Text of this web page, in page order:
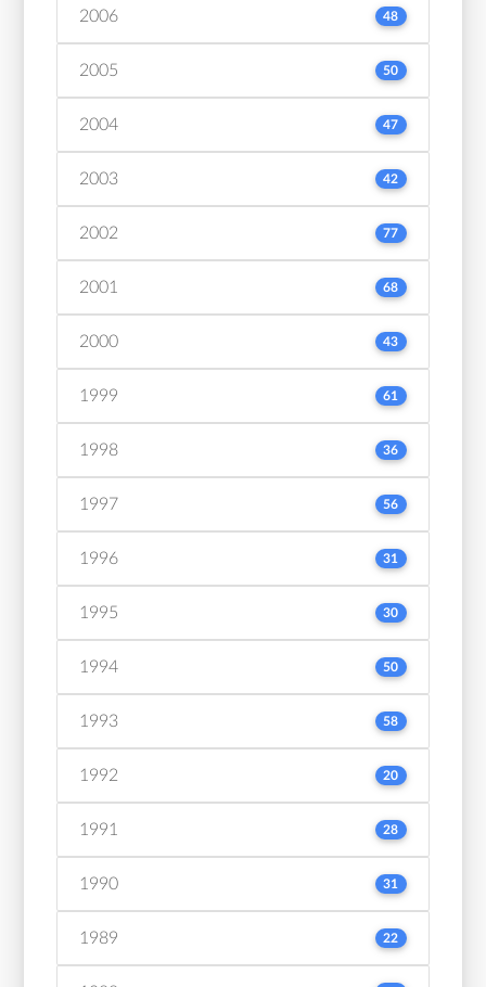
2006 48
2005 50
2004 47
2003 42
2002 77
2001 68
2000 43
1999 61
1998 36
1997 56
1996 31
1995 30
1994 50
1993 58
1992 20
1991 28
1990 31
1989 22